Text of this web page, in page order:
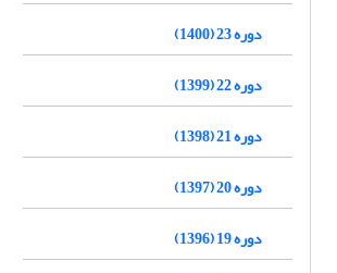
دوره 23 (1400)
دوره 22 (1399)
دوره 21 (1398)
دوره 20 (1397)
دوره 19 (1396)